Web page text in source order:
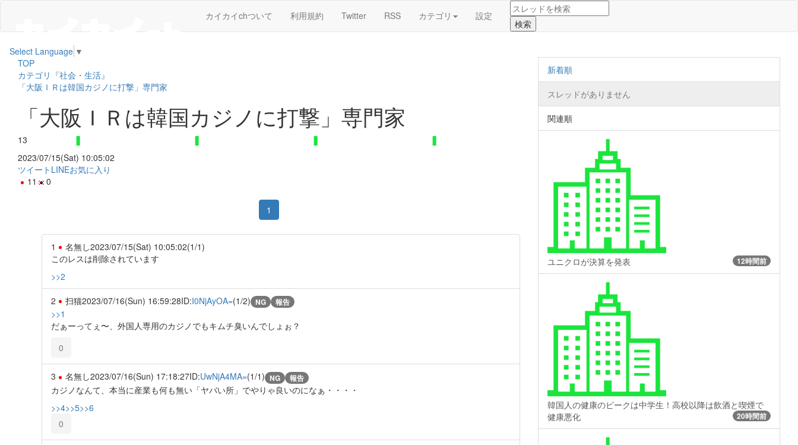
カイカイchついて 利用規約 Twitter RSS カテゴリ 設定
Select Language ▼
TOP
カテゴリ『社会・生活』
「大阪ＩＲは韓国カジノに打撃」専門家
「大阪ＩＲは韓国カジノに打撃」専門家
13
2023/07/15(Sat) 10:05:02
ツイート LINEお気に入り
11
0
1
1 名無し2023/07/15(Sat) 10:05:02(1/1)
このレスは削除されています
>>2
2 扫猫2023/07/16(Sun) 16:59:28ID:I0NjAyOA=(1/2) NG 報告
>>1
だぁーってぇ〜、外国人専用のカジノでもキムチ臭いんでしょぉ？
0
3 名無し2023/07/16(Sun) 17:18:27ID:UwNjA4MA=(1/1) NG 報告
カジノなんて、本当に産業も何も無い「ヤバい所」でやりゃ良いのになぁ・・・・
>>4>>5>>6
0
新着順
スレッドがありません
関連順
ユニクロが決算を発表 12時間前
韓国人の健康のピークは中学生！高校以降は飲酒と喫煙で
健康悪化
20時間前